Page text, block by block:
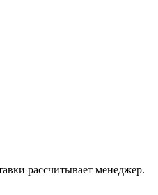
рассчитывает менеджер.